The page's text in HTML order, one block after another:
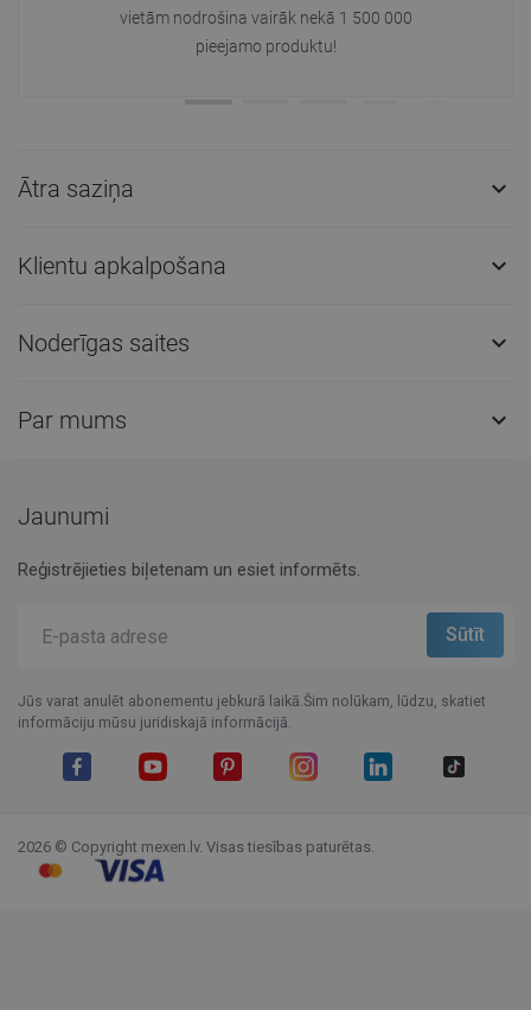
vietām nodrošina vairāk nekā 1 500 000
pieejamo produktu!
Ātra saziņa 
Klientu apkalpošana 
Noderīgas saites 
Par mums 
Jaunumi
Reģistrējieties biļetenam un esiet informēts.
Jūs varat anulēt abonementu jebkurā laikā.Šim nolūkam, lūdzu, skatiet
informāciju mūsu juridiskajā informācijā.
2026 © Copyright mexen.lv. Visas tiesības paturētas.